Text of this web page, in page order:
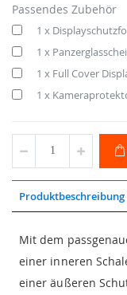
Passendes Zubehör
1 x
1 x
1 x Full Cover
1 x
Produktbeschreibung
Mit dem
einer inneren
einer äußeren